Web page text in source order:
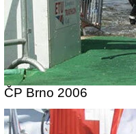
ČP Brno 2006